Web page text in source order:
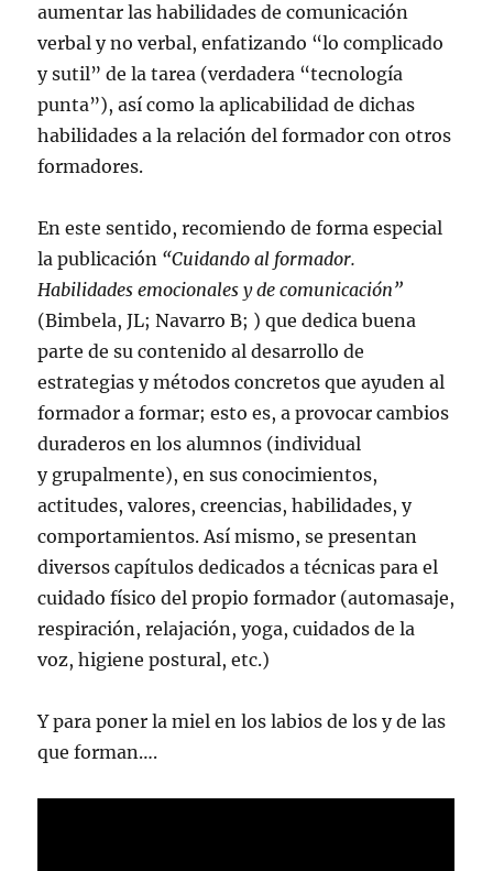
aumentar las habilidades de comunicación
verbal y no verbal, enfatizando “lo complicado
y sutil” de la tarea (verdadera “tecnología
punta”), así como la aplicabilidad de dichas
habilidades a la relación del formador con otros
formadores.
En este sentido, recomiendo de forma especial
la publicación “Cuidando al formador.
Habilidades emocionales y de comunicación”
(Bimbela, JL; Navarro B; ) que dedica buena
parte de su contenido al desarrollo de
estrategias y métodos concretos que ayuden al
formador a formar; esto es, a provocar cambios
duraderos en los alumnos (individual
y grupalmente), en sus conocimientos,
actitudes, valores, creencias, habilidades, y
comportamientos. Así mismo, se presentan
diversos capítulos dedicados a técnicas para el
cuidado físico del propio formador (automasaje,
respiración, relajación, yoga, cuidados de la
voz, higiene postural, etc.)
Y para poner la miel en los labios de los y de las
que forman….